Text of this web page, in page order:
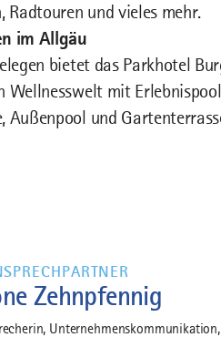
Radtouren und vieles mehr.
im Allgäu
bietet das Parkhotel
mit
Außenpool und
Zehnpfennig